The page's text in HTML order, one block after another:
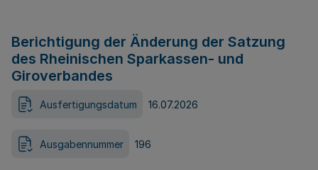
Berichtigung der Änderung der Satzung
des Rheinischen Sparkassen- und
Giroverbandes
Ausfertigungsdatum 16.07.2026
Ausgabennummer 196